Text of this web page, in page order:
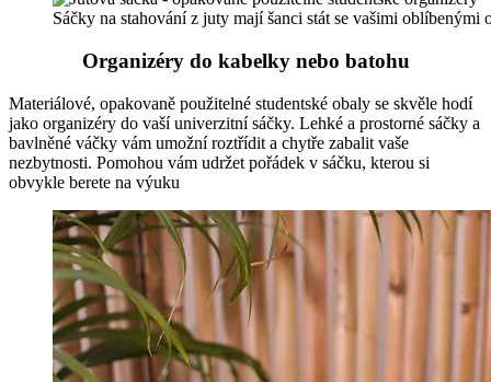
Sáčky na stahování z juty mají šanci stát se vašimi oblíbenými
Organizéry do kabelky nebo batohu
Materiálové, opakovaně použitelné studentské obaly se skvěle hodí
jako organizéry do vaší univerzitní sáčky. Lehké a prostorné sáčky a
bavlněné váčky vám umožní roztřídit a chytře zabalit vaše
nezbytnosti. Pomohou vám udržet pořádek v sáčku, kterou si
obvykle berete na výuku